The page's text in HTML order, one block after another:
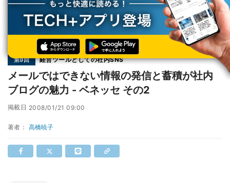
TECH+ 企業IT
企業動向
メールではできない情報の発信と蓄積が社内ブログの魅力 - ベネッセ その2
第9回 経営ツールとしての社内SNS
メールではできない情報の発信と蓄積が社内
ブログの魅力 - ベネッセ その2
掲載日 2008/01/21 09:00
著者： 高橋暁子